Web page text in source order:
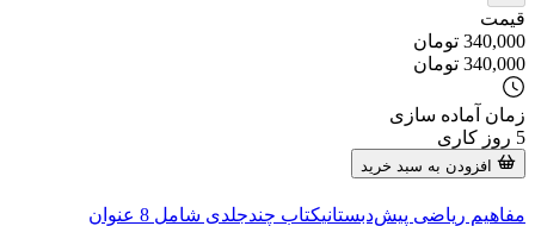
قیمت
340,000 تومان
340,000 تومان
زمان آماده سازی
5 روز کاری
افزودن به سبد خرید
مفاهیم ریاضی پیش‌دبستانیکتاب چندجلدی شامل 8 عنوان